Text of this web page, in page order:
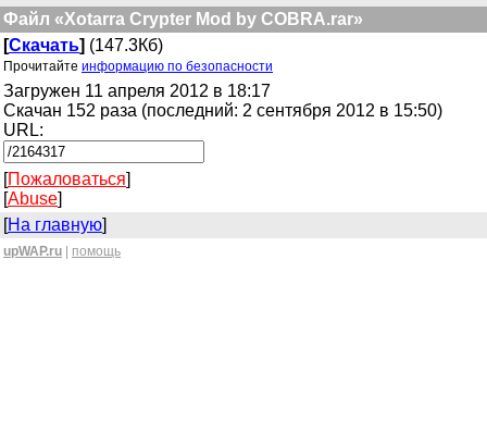
Файл «Xotarra Crypter Mod by COBRA.rar»
[Скачать] (147.3Кб)
Прочитайте информацию по безопасности
Загружен 11 апреля 2012 в 18:17
Скачан 152 раза (последний: 2 сентября 2012 в 15:50)
URL:
[Пожаловаться]
[Abuse]
[На главную]
upWAP.ru помощь